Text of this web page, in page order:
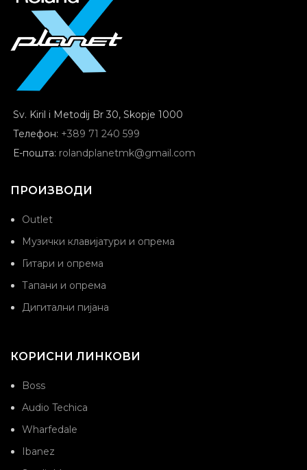
Sv. Kiril i Metodij Br 30, Skopje 1000
Телефон: +389 71 240 599
Е-пошта: rolandplanetmk@gmail.com
ПРОИЗВОДИ
Outlet
Музички клавијатури и опрема
Гитари и опрема
Тапани и опрема
Дигитални пијана
КОРИСНИ ЛИНКОВИ
Boss
Audio Techica
Wharfedale
Ibanez